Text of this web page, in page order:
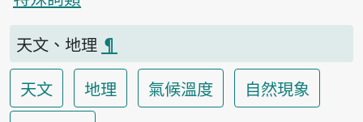
天文、地理 ¶
天文
地理 氣候溫度
自然現象